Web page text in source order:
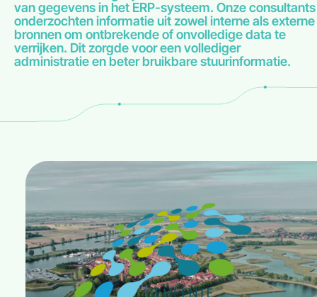
Contact
van gegevens in het ERP-systeem. Onze consultants
onderzochten informatie uit zowel interne als externe
bronnen om ontbrekende of onvolledige data te
verrijken. Dit zorgde voor een vollediger
administratie en beter bruikbare stuurinformatie.